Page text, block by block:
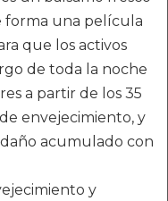
forma una película
que los activos
de toda la noche
a partir de los 35
envejecimiento, y
acumulado con
y